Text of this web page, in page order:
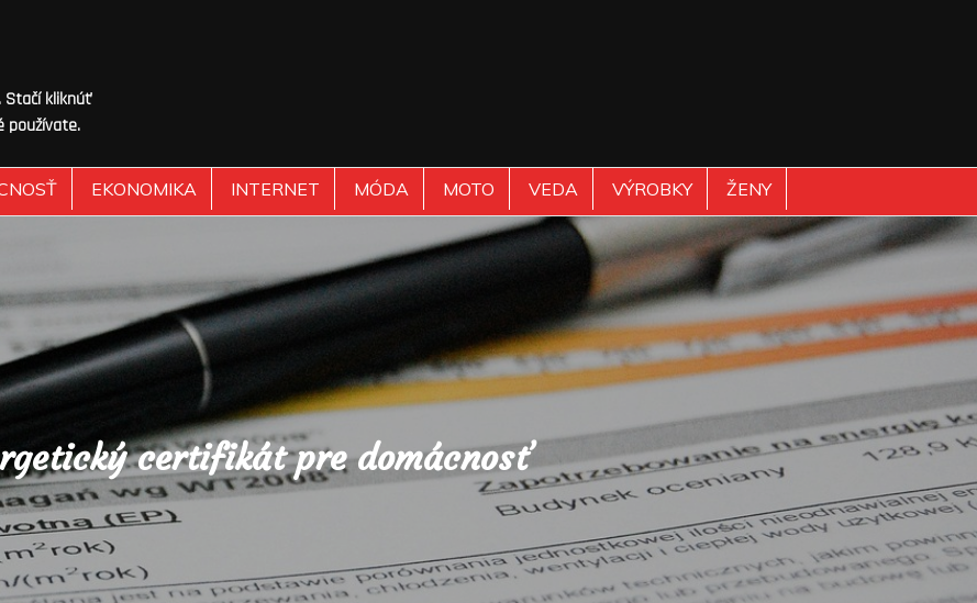
Stačí kliknúť
používate.
EKONOMIKA INTERNET MÓDA MOTO VEDA VÝROBKY
ŽENY
certifikát pre domácnosť